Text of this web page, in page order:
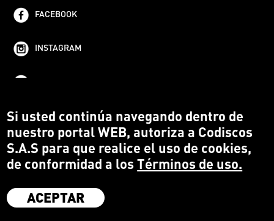
FACEBOOK
INSTAGRAM
Codiscos S.A.S
Si usted continúa navegando dentro de
nuestro portal WEB, autoriza a Codiscos
S.A.S para que realice el uso de cookies,
de conformidad a losTérminos de uso.
ACEPTAR